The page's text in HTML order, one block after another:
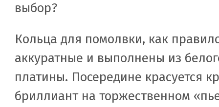
выбор?
Кольца для помолвки, как
аккуратные и выполнены из
платины. Посередине красуется
бриллиант на торжественном